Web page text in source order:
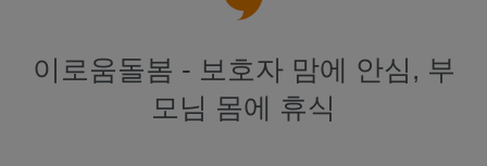
이로움돌봄 - 보호자 맘에 안심, 부
모님 몸에 휴식